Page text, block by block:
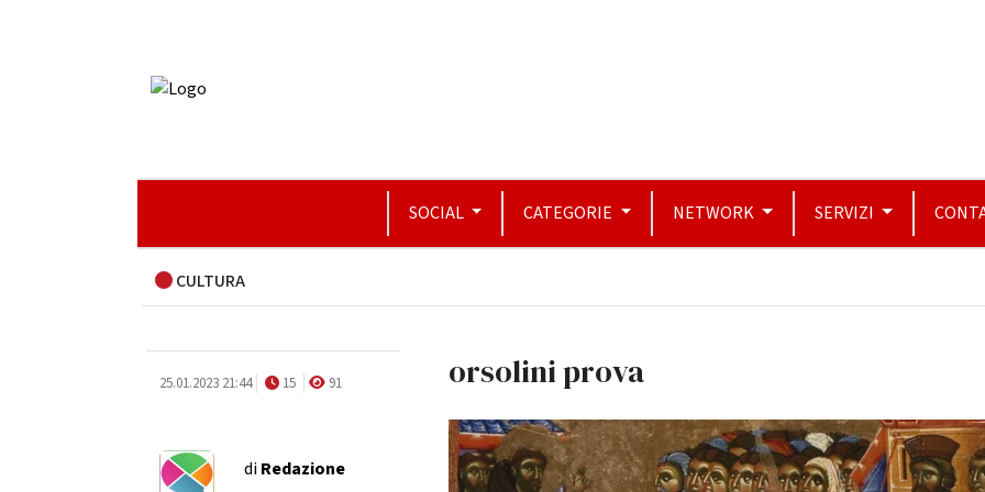
SOCIAL CATEGORIE NETWORK SERVIZI
CULTURA
25.01.2023 21:44 15 91
diRedazione
orsolini prova